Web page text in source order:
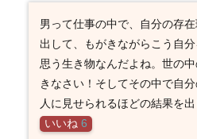
男って仕事の中で、自分の存
出して、もがきながらこう自
思う生き物なんだよね。世の
きなさい！そしてその中で自
人に見せられるほどの結果を
いいね 6